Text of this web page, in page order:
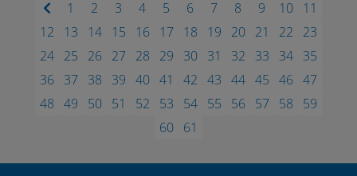
1
2 3 4 5 6 7 8 9 10 11
12
13 14 15 16 17 18 19 20 21 22
23
24 25 26 27 28 29 30 31 32 33 34 35
36 37 38 39 40 41 42 43 44 45 46 47
48 49 50 51 52 53 54 55 56 57 58
59
60 61